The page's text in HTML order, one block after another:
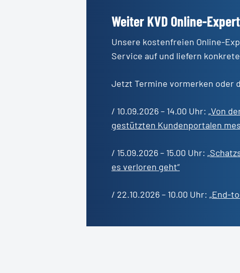
Weiter KVD Online-
Unsere kostenfreien Online-
Service auf und liefern
Jetzt Termine vormerken oder
/ 10.09.2026 – 14.00 Uhr: „Von
gestützten Kundenportalen
/ 15.09.2026 – 15.00 Uhr:
es verloren geht“
/ 22.10.2026 – 10.00 Uhr: „End-